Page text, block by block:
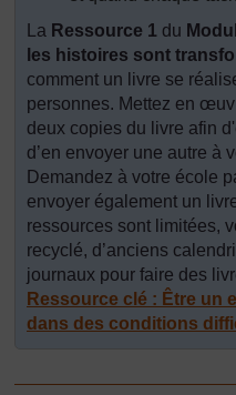
La Ressource 1 du
les histoires sont
comment un livre se
personnes. Mettez en
deux copies du livre afin
d’en envoyer une autre à
Demandez à votre école
envoyer également un
ressources sont limitées,
recyclé, d’anciens
journaux pour faire des
Ressource clé : Être un
dans des conditions